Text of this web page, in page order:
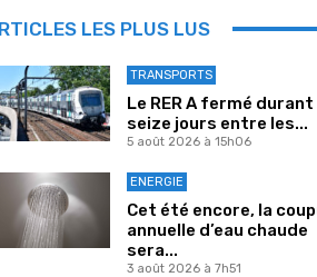
LES PLUS LUS
TRANSPORTS
Le RER A fermé durant
seize jours entre les...
5 août 2026 à 15h06
ENERGIE
Cet été encore, la
annuelle d’eau chaude
sera...
3 août 2026 à 7h51